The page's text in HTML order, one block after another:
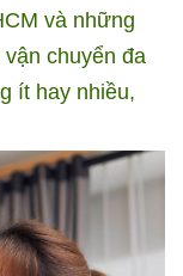
và những
chuyển đa
ít hay nhiều,